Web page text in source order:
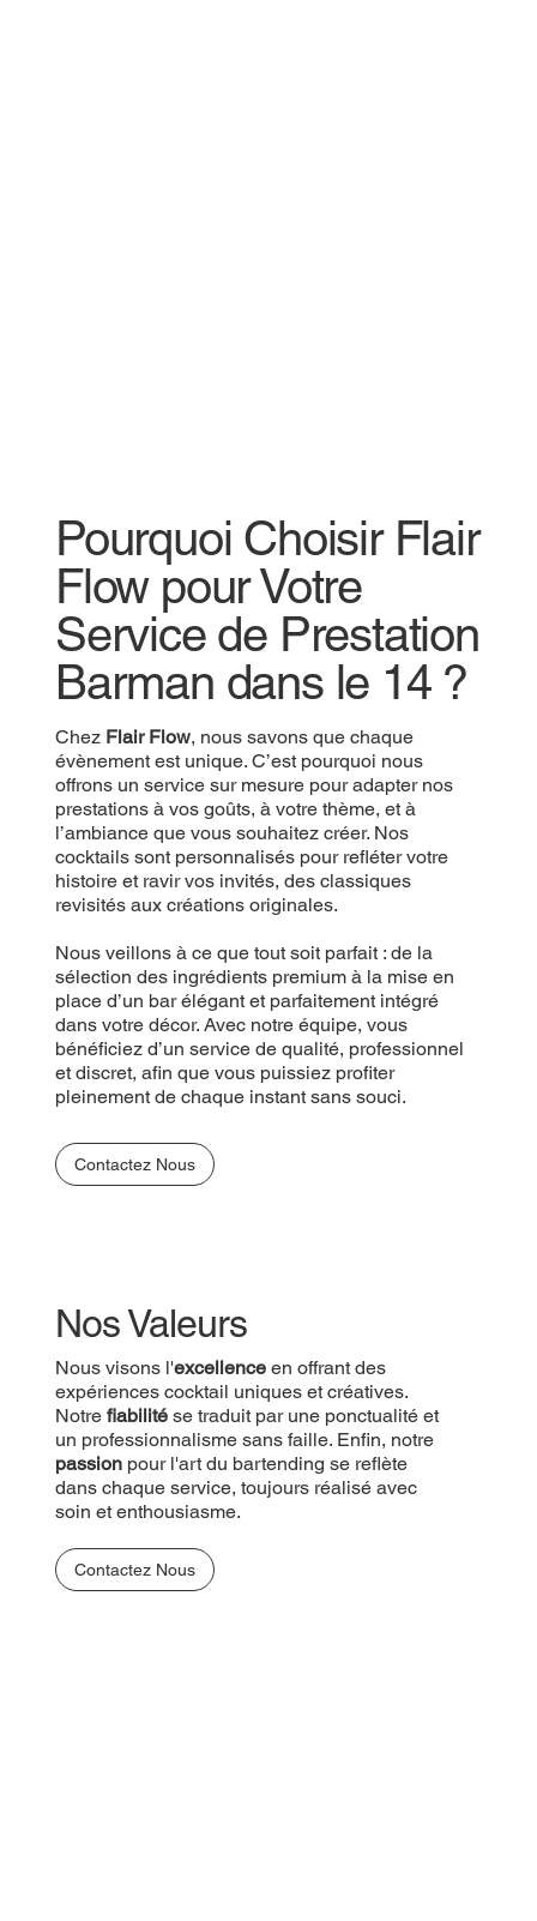
Pourquoi Choisir Flair
Flow pour Votre
Service de Prestation
Barman dans le 14 ?
Chez Flair Flow, nous savons que chaque
évènement est unique. C’est pourquoi nous
offrons un service sur mesure pour adapter nos
prestations à vos goûts, à votre thème, et à
l’ambiance que vous souhaitez créer. Nos
cocktails sont personnalisés pour refléter votre
histoire et ravir vos invités, des classiques
revisités aux créations originales.
Nous veillons à ce que tout soit parfait : de la
sélection des ingrédients premium à la mise en
place d’un bar élégant et parfaitement intégré
dans votre décor. Avec notre équipe, vous
bénéficiez d’un service de qualité, professionnel
et discret, afin que vous puissiez profiter
pleinement de chaque instant sans souci.
Contactez Nous
Nos Valeurs
Nous visons l'excellenceen offrant des
expériences cocktail uniques et créatives.
Notre fiabilité se traduit par une ponctualité et
un professionnalisme sans faille. Enfin, notre
passionpour l'art du bartending se reflète
dans chaque service, toujours réalisé avec
soin et enthousiasme.
Contactez Nous